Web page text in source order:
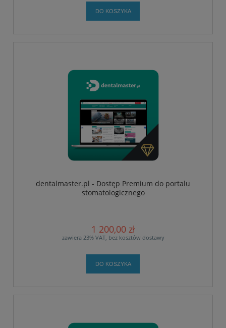
DO KOSZYKA
dentalmaster.pl - Dostęp Premium do portalu
stomatologicznego
1 200,00 zł
zawiera 23% VAT, bez kosztów dostawy
DO KOSZYKA